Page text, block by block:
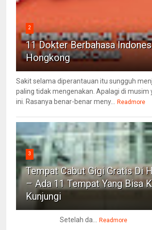
2
11 Dokter Berbahasa
Hongkong
Sakit selama diperantauan itu sungguh
paling tidak mengenakan. Apalagi di musim
ini. Rasanya benar-benar meny... Readmore
3
Tempat Cabut Gigi Gratis Di
– Ada 11 Tempat Yang Bisa
Kunjungi
Setelah da... Readmore